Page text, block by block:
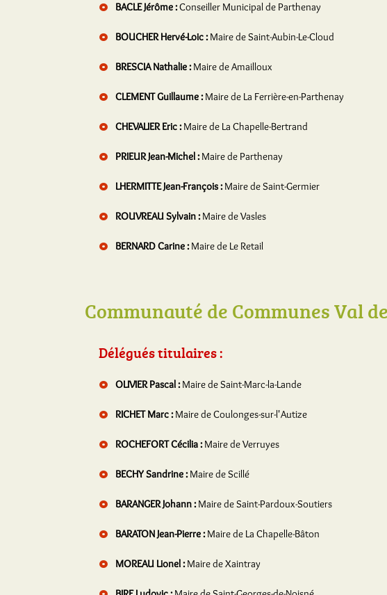
BACLE Jérôme :Conseiller Municipal de Parthenay
BOUCHER Hervé-Loic :Maire de Saint-Aubin-Le-Cloud
BRESCIA Nathalie :Maire de Amailloux
CLEMENT Guillaume :Maire de La Ferrière-en-Parthenay
CHEVALIER Eric :Maire de La Chapelle-Bertrand
PRIEUR Jean-Michel :Maire de Parthenay
LHERMITTE Jean-François :Maire de Saint-Germier
ROUVREAU Sylvain :Maire de Vasles
BERNARD Carine :Maire de Le Retail
Communauté de Communes Val
Délégués titulaires :
OLIVIER Pascal :Maire de Saint-Marc-la-Lande
RICHET Marc :Maire de Coulonges-sur-l'Autize
ROCHEFORT Cécilia :Maire de Verruyes
BECHY Sandrine :Maire de Scillé
BARANGER Johann :Maire de Saint-Pardoux-Soutiers
BARATON Jean-Pierre :Maire de La Chapelle-Bâton
MOREAU Lionel :Maire de Xaintray